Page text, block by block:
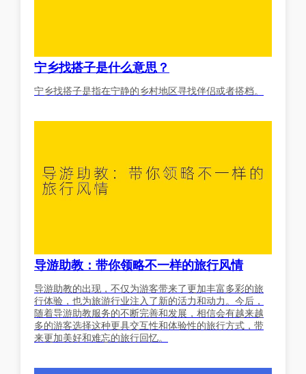
宁乡找搭子是什么意思？
宁乡找搭子是指在宁静的乡村地区寻找伴侣或者搭档。
导游助教：带你领略不一样的旅行风情
导游助教的出现，不仅为游客带来了更加丰富多彩的旅
行体验，也为旅游行业注入了新的活力和动力。今后，
随着导游助教服务的不断完善和发展，相信会有越来越
多的游客选择这种更具交互性和体验性的旅行方式，带
来更加美好和难忘的旅行回忆。